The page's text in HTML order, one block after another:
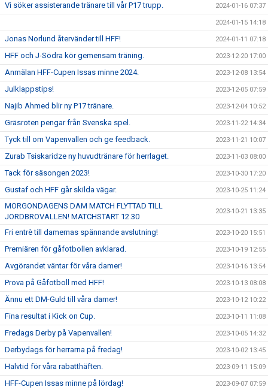
Vi söker assisterande tränare till vår P17 trupp. 2024-01-16 07:37
2024-01-15 14:18
Jonas Norlund återvänder till HFF! 2024-01-11 07:18
HFF och J-Södra kör gemensam träning. 2023-12-20 17:00
Anmälan HFF-Cupen Issas minne 2024. 2023-12-08 13:54
Julklappstips! 2023-12-05 07:59
Najib Ahmed blir ny P17 tränare. 2023-12-04 10:52
Gräsroten pengar från Svenska spel. 2023-11-22 14:34
Tyck till om Vapenvallen och ge feedback. 2023-11-21 10:07
Zurab Tsiskaridze ny huvudtränare för herrlaget. 2023-11-03 08:00
Tack för säsongen 2023! 2023-10-30 17:20
Gustaf och HFF går skilda vägar. 2023-10-25 11:24
MORGONDAGENS DAM MATCH FLYTTAD TILL
JORDBROVALLEN! MATCHSTART 12.30
2023-10-21 13:35
Fri entrè till damernas spännande avslutning! 2023-10-20 15:51
Premiären för gåfotbollen avklarad. 2023-10-19 12:55
Avgörandet väntar för våra damer! 2023-10-16 13:54
Prova på Gåfotboll med HFF! 2023-10-13 08:08
Ännu ett DM-Guld till våra damer! 2023-10-12 10:22
Fina resultat i Kick on Cup. 2023-10-11 11:08
Fredags Derby på Vapenvallen! 2023-10-05 14:32
Derbydags för herrarna på fredag! 2023-10-02 13:45
Halvtid för våra rabatthäften. 2023-09-11 15:09
HFF-Cupen Issas minne på lördag! 2023-09-07 07:59